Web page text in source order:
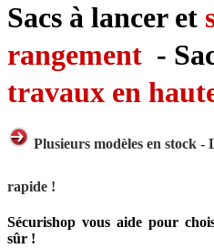
Sacs à lancer et
rangement -
travaux en
Plusieurs modèles en stock -
rapide !
Sécurishop vous aide pour
sûr !